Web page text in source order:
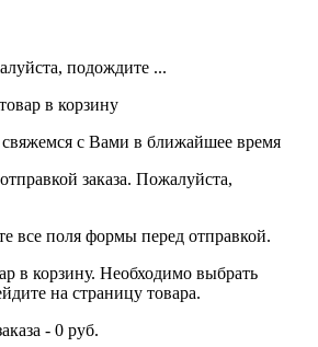
подождите ...
в корзину
с Вами в ближайшее время
заказа. Пожалуйста,
все поля формы перед отправкой.
в корзину. Необходимо выбрать
на страницу товара.
- 0 руб.